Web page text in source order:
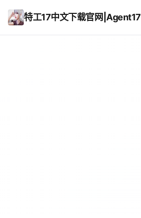
特工17中文下载官网|Agent17